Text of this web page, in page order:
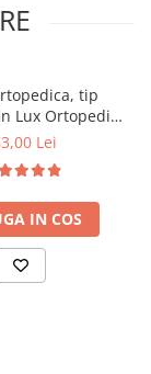
tip
Lux Ortopedic,
fermitate
fata vara-iarna,
aerisire cu
Salt Confort
Lei
IN COS